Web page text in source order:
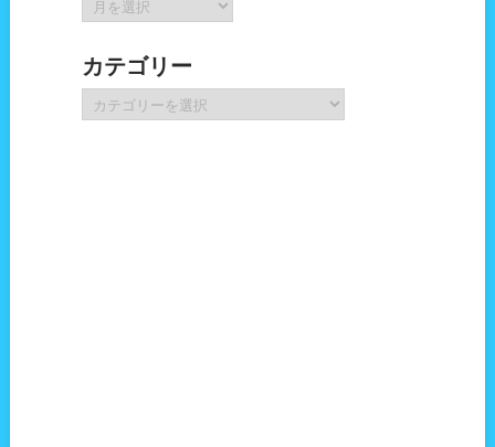
ー
イ
ブ
カテゴリー
テ